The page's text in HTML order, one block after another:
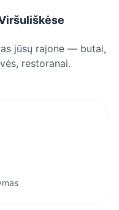
jūsų rajone — butai,
restoranai.